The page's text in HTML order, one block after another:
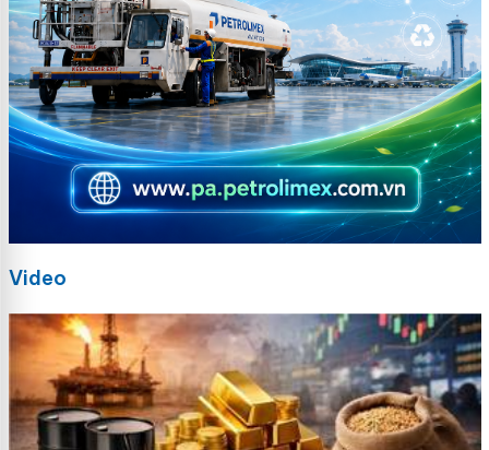
Video